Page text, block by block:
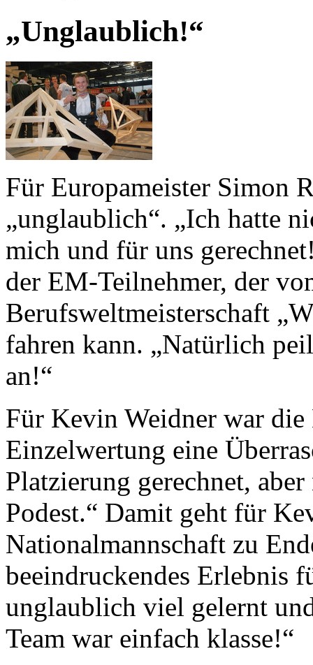
„Unglaublich!“
Für Europameister Simon
„unglaublich“. „Ich hatte
mich und für uns
der EM-Teilnehmer, der
Berufsweltmeisterschaft
fahren kann. „Natürlich
an!“
Für Kevin Weidner war
Einzelwertung eine
Platzierung gerechnet,
Podest.“ Damit geht für
Nationalmannschaft zu
beeindruckendes Erlebnis
unglaublich viel gelernt
Team war einfach klasse!“